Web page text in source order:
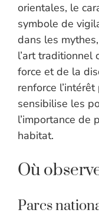
orientales, le
symbole de
dans les
l’art traditionnel
force et de la
renforce
sensibilise les
l’importance de
habitat.
Où
Parcs